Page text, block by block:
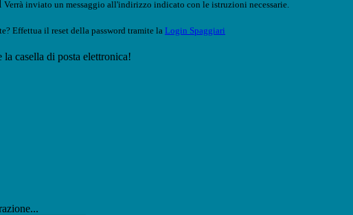
Verrà inviato un messaggio all'indirizzo indicato con le istruzioni necessarie.
Effettua il reset della password tramite la Login Spaggiari
casella di posta elettronica!